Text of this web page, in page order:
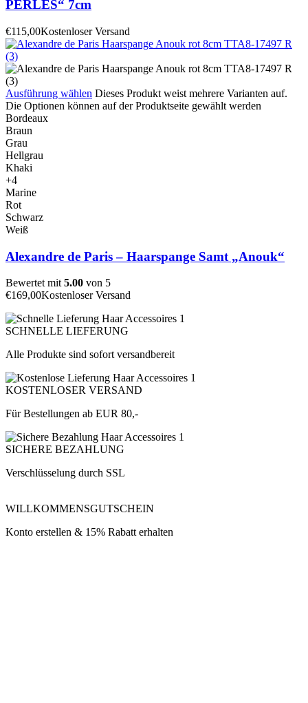
PERLES“ 7cm
€115,00Kostenloser Versand
Ausführung wählen Dieses Produkt weist mehrere Varianten auf.
Die Optionen können auf der Produktseite gewählt werden
Bordeaux
Braun
Grau
Hellgrau
Khaki
+4
Marine
Rot
Schwarz
Weiß
Alexandre de Paris – Haarspange Samt „Anouk“
Bewertet mit 5.00 von 5
€169,00Kostenloser Versand
SCHNELLE LIEFERUNG
Alle Produkte sind sofort versandbereit
KOSTENLOSER VERSAND
Für Bestellungen ab EUR 80,-
SICHERE BEZAHLUNG
Verschlüsselung durch SSL
WILLKOMMENSGUTSCHEIN
Konto erstellen & 15% Rabatt erhalten